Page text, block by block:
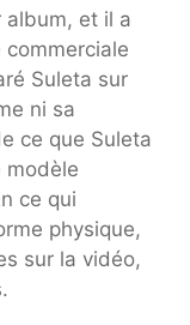
album, et il a
Suleta sur
ni sa
ce que Suleta
modèle
ce qui
physique,
sur la vidéo,